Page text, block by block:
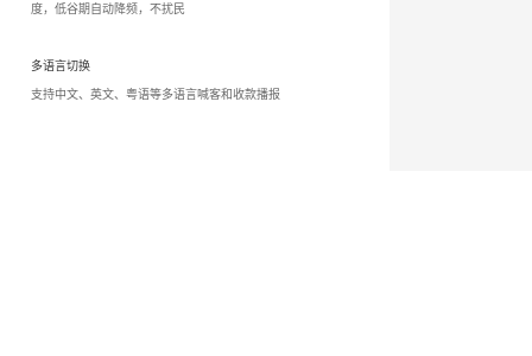
度，低谷期自动降频，不扰民
多语言切换
支持中文、英文、粤语等多语言喊客和收款播报